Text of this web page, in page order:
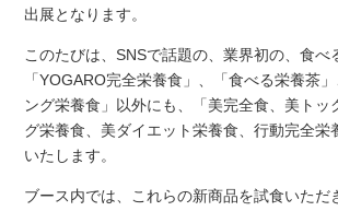
出展となります。
このたびは、SNSで話題の、業界初の、食べ
「YOGARO完全栄養食」、「食べる栄養茶
ング栄養食」以外にも、「美完全食、美トッ
グ栄養食、美ダイエット栄養食、行動完全栄
いたします。
ブース内では、これらの新商品を試食いただ